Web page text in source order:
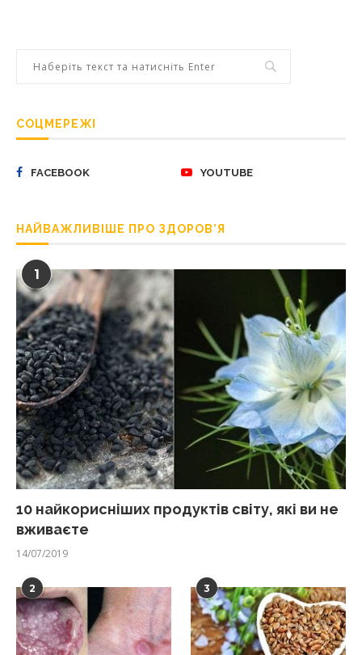
СОЦМЕРЕЖІ
FACEBOOK YOUTUBE
НАЙВАЖЛИВІШЕ ПРО ЗДОРОВ’Я
1
10 найкорисніших продуктів світу, які ви не
вживаєте
14/07/2019
2 3